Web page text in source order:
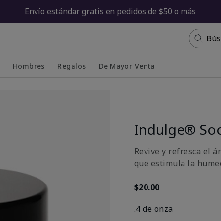
Envío estándar gratis en pedidos de $50 o más
Hombres Regalos De Mayor Venta
Indulge®
Revive y refresca el
que estimula la
$20.00
.4 de onza